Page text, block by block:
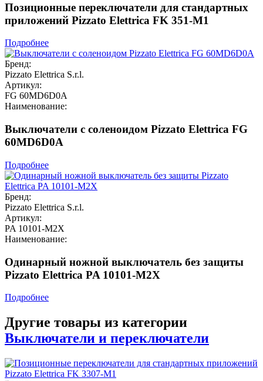
Позиционные переключатели для стандартных
приложений Pizzato Elettrica FK 351-M1
Подробнее
Бренд:
Pizzato Elettrica S.r.l.
Артикул:
FG 60MD6D0A
Наименование:
Выключатели с соленоидом Pizzato Elettrica FG
60MD6D0A
Подробнее
Бренд:
Pizzato Elettrica S.r.l.
Артикул:
PA 10101-M2X
Наименование:
Одинарный ножной выключатель без защиты
Pizzato Elettrica PA 10101-M2X
Подробнее
Другие товары из категории
Выключатели и переключатели